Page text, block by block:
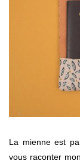
La mienne est
vous raconter